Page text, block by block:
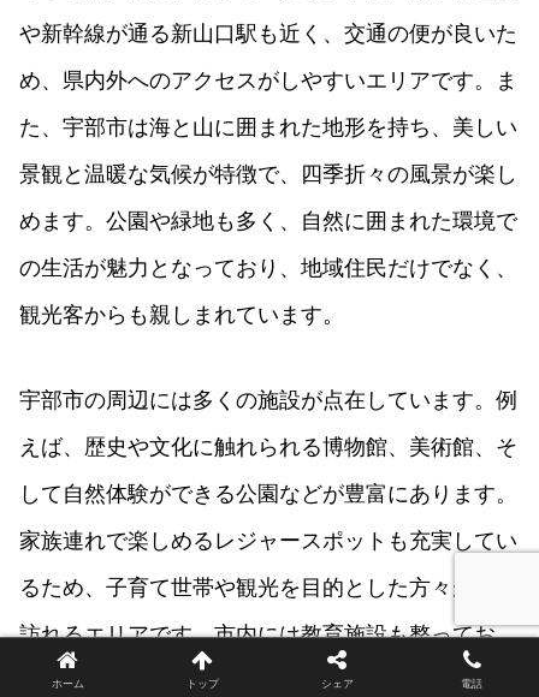
や新幹線が通る新山口駅も近く、交通の便が良いた
め、県内外へのアクセスがしやすいエリアです。ま
た、宇部市は海と山に囲まれた地形を持ち、美しい
景観と温暖な気候が特徴で、四季折々の風景が楽し
めます。公園や緑地も多く、自然に囲まれた環境で
の生活が魅力となっており、地域住民だけでなく、
観光客からも親しまれています。
宇部市の周辺には多くの施設が点在しています。例
えば、歴史や文化に触れられる博物館、美術館、そ
して自然体験ができる公園などが豊富にあります。
家族連れで楽しめるレジャースポットも充実してい
るため、子育て世帯や観光を目的とした方々が多く
訪れるエリアです。市内には教育施設も整ってお
り、小中高の学校が各地区に配置されています。ま
ホーム トップ シェア 電話